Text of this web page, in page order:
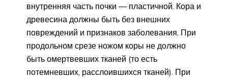
внутренняя часть почки — пластичной. Кора и
древесина должны быть без внешних
повреждений и признаков заболевания. При
продольном срезе ножом коры не должно
быть омертвевших тканей (то есть
потемневших, расслоившихся тканей). При